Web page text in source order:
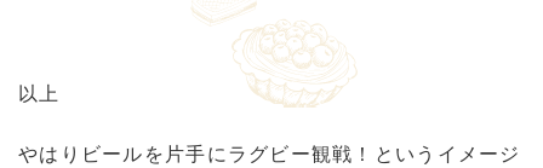
以上
やはりビールを片手にラグビー観戦！というイメージ